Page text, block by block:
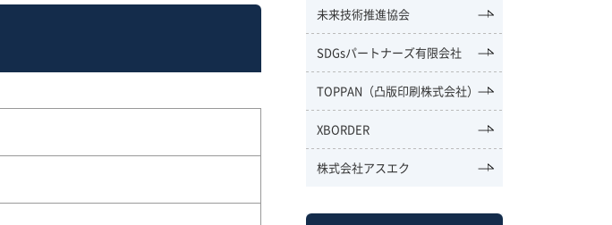
未来技術推進協会
SDGsパートナーズ有限会社
TOPPAN（凸版印刷株式会社）
XBORDER
株式会社アスエク